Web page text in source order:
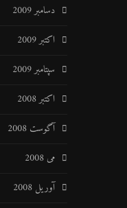
دسامبر 2009
اکتبر 2009
سپتامبر 2009
اکتبر 2008
آگوست 2008
می 2008
آوریل 2008